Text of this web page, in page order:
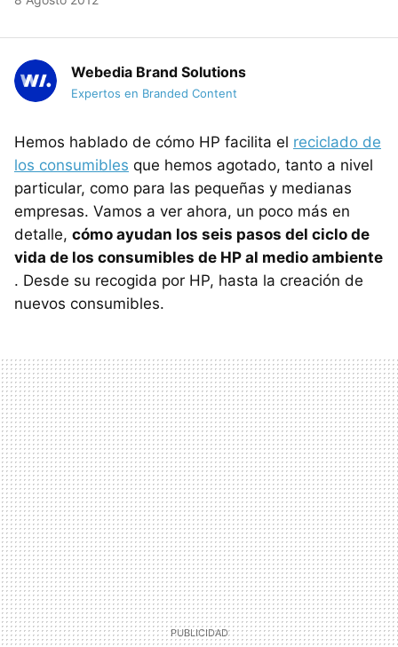
Webedia Brand Solutions
Expertos en Branded Content
Hemos hablado de cómo HP facilita el reciclado de
los consumibles que hemos agotado, tanto a nivel
particular, como para las pequeñas y medianas
empresas. Vamos a ver ahora, un poco más en
detalle, cómo ayudan los seis pasos del ciclo de
vida de los consumibles de HP al medio ambiente
. Desde su recogida por HP, hasta la creación de
nuevos consumibles.